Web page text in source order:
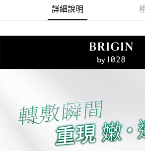
ATM／網路銀行／等多元方式進行付款，方視為
※ 請注意：結帳手續完成當下不需立刻繳費，但
購買商品的店家。未經商家同意取消之訂單仍視為
是否繳費成功／繳費後需取消欲退款等相關疑問，
https://
權轉讓予恩沛科技股份有限公司。
２．關於個人資料處理事宜，請瀏覽以下網址：
https://aftee.tw/terms/#terms3
３．未成年的使用者請事先徵得法定代理人或監
「AFTEE先享後付」，若未經同意申辦者引起之
每筆NT$80，滿NT$599(含以上)免運費
每筆NT$80，滿NT$599(含以上)免運費
宅配
詳細說明